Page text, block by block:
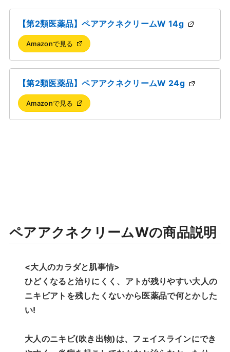
【第2類医薬品】ペアアクネクリームW 14g
Amazonで見る
【第2類医薬品】ペアアクネクリームW 24g
Amazonで見る
ペアアクネクリームWの商品説明
<大人のカラダと肌事情>
ひどくなると治りにくく、アトが残りやすい大人の
ニキビアトを残したくないから医薬品で何とかした
い!
大人のニキビ(吹き出物)は、フェイスラインにでき